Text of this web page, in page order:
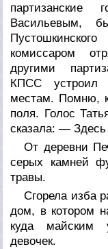
Васильевым,
комиссаром
другими
КПСС устроил
местам. Помню,
поля. Голос
сказала: —
От деревни
серых камней
травы.
Сгорела изба
дом, в котором
куда майским
девочек.